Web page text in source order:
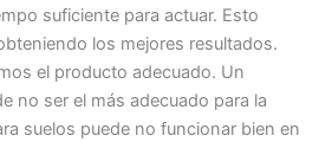
suficiente para actuar. Esto
los mejores resultados.
el producto adecuado. Un
no ser el más adecuado para la
suelos puede no funcionar bien en